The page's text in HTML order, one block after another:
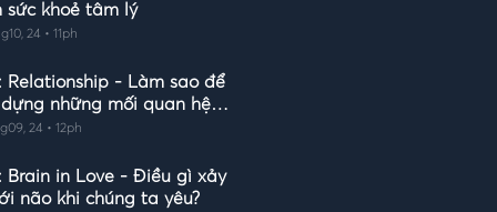
sức khoẻ tâm lý
24 • 11ph
Relationship - Làm sao để
những mối quan hệ
24 • 12ph
Brain in Love - Điều gì xảy
não khi chúng ta yêu?